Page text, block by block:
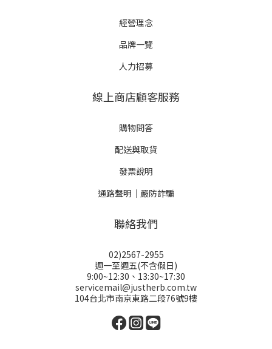
經營理念
品牌一覽
人力招募
線上商店顧客服務
購物問答
配送與取貨
發票說明
通路聲明｜嚴防詐騙
聯絡我們
02)2567-2955
週一至週五(不含假日)
9:00~12:30、13:30~17:30
servicemail@justherb.com.tw
104台北市南京東路二段76號9樓